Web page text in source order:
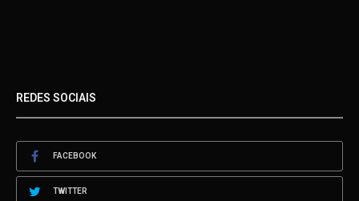
REDES SOCIAIS
FACEBOOK
TWITTER